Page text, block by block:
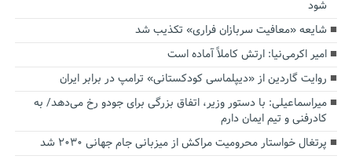
شود
شایعه «معافیت سربازان فراری» تکذیب شد
امیر اکرمی‌نیا: ارتش کاملاً آماده است
روایت گاردین از «دیپلماسی کودکستانی» ترامپ در برابر ایران
میراسماعیلی: با دستور وزیر، اتفاق بزرگی برای جودو رخ می‌دهد/ به
کادرفنی و تیم ایمان دارم
پرتغال خواستار محرومیت مراکش از میزبانی جام جهانی ۲۰۳۰ شد